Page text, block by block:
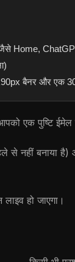
[जैसे Home,
बैनर और एक
एक पुष्टि ईमेल
से नहीं बनाया है)
हो जाएगा।